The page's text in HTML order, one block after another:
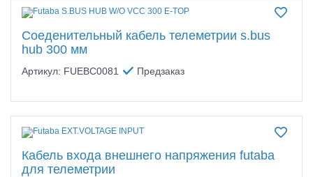
Соеденительный кабель телеметрии s.bus
hub 300 мм
Артикул: FUEBC0081 Предзаказ
Кабель входа внешнего напряжения futaba
для телеметрии